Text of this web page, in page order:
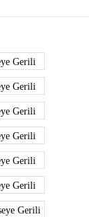
Gerili
Gerili
Gerili
Gerili
Gerili
Gerili
Gerili